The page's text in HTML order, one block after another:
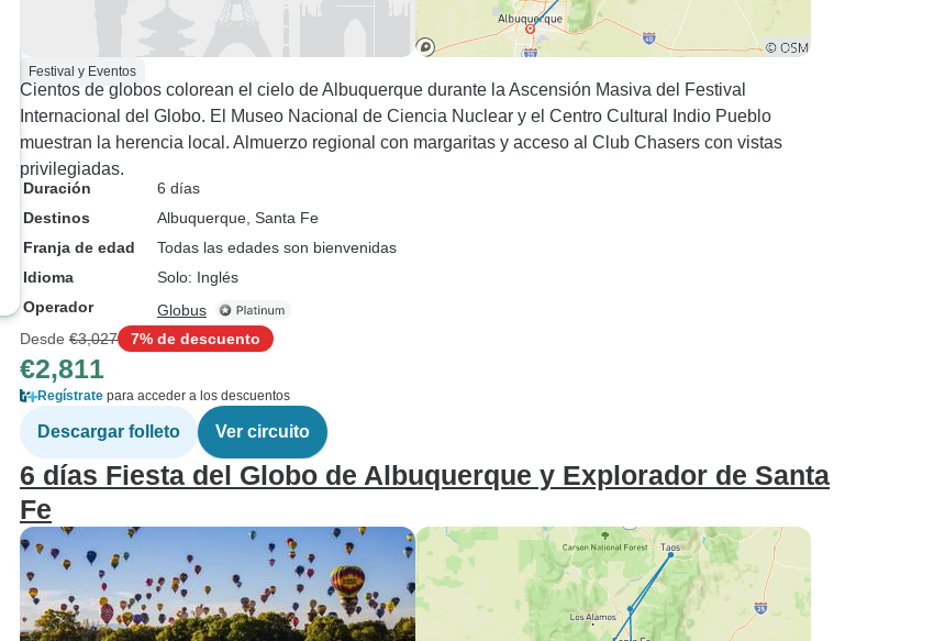
Festival y Eventos
Cientos de globos colorean el cielo de Albuquerque durante la Ascensión Masiva del Festival
Internacional del Globo. El Museo Nacional de Ciencia Nuclear y el Centro Cultural Indio Pueblo
muestran la herencia local. Almuerzo regional con margaritas y acceso al Club Chasers con vistas
privilegiadas.
Duración
6 días
Destinos
Albuquerque , Santa Fe
Franja de edad
Todas las edades son bienvenidas
Idioma
Solo: Inglés
Operador
Globus
Desde €3,027 7% de descuento
€2,811
Regístrate para acceder a los descuentos
Descargar folleto Ver circuito
6 días Fiesta del Globo de Albuquerque y Explorador de Santa
Fe